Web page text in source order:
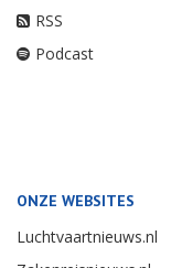
RSS
Podcast
ONZE WEBSITES
Luchtvaartnieuws.nl